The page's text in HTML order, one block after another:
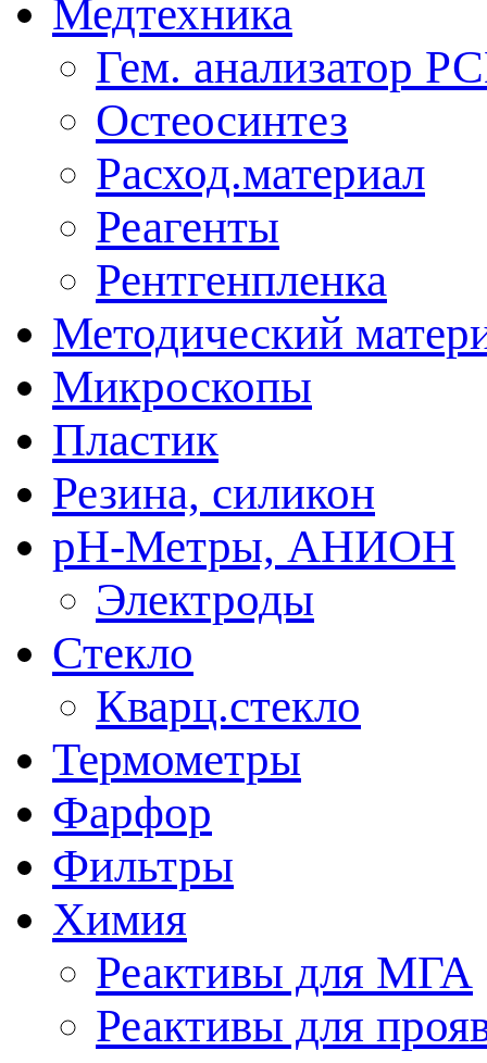
Медтехника
Гем. анализатор
Остеосинтез
Расход.материал
Реагенты
Рентгенпленка
Методический
Микроскопы
Пластик
Резина, силикон
рН-Метры, АНИОН
Электроды
Стекло
Кварц.стекло
Термометры
Фарфор
Фильтры
Химия
Реактивы для МГА
Реактивы для